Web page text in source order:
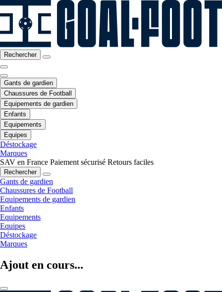
Rechercher
Gants de gardien
Chaussures de Football
Equipements de gardien
Enfants
Equipements
Equipes
Déstockage
Marques
SAV en France Paiement sécurisé Retours faciles
Rechercher
Gants de gardien
Chaussures de Football
Equipements de gardien
Enfants
Equipements
Equipes
Déstockage
Marques
Ajout en cours...